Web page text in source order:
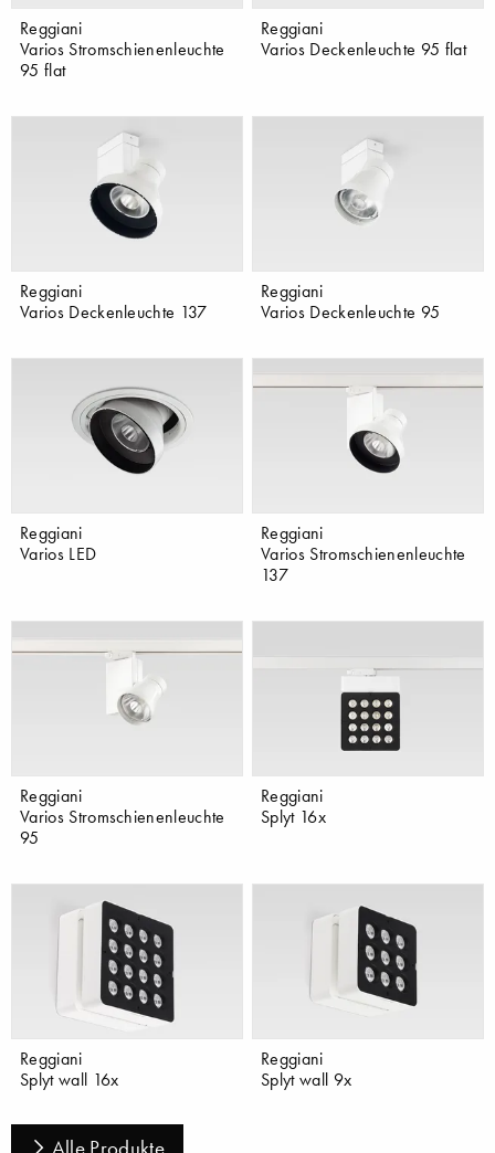
Reggiani
Varios Stromschienenleuchte
95 flat
Reggiani
Varios Deckenleuchte 95 flat
Reggiani
Varios Deckenleuchte 137
Reggiani
Varios Deckenleuchte 95
Reggiani
Varios LED
Reggiani
Varios Stromschienenleuchte
137
Reggiani
Varios Stromschienenleuchte
95
Reggiani
Splyt 16x
Reggiani
Splyt wall 16x
Reggiani
Splyt wall 9x